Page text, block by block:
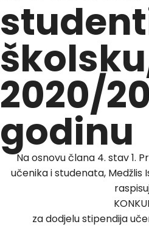
2020/
godinu
Na osnovu člana 4. stav 1.
učenika i studenata, Medžlis
za dodjelu stipendija